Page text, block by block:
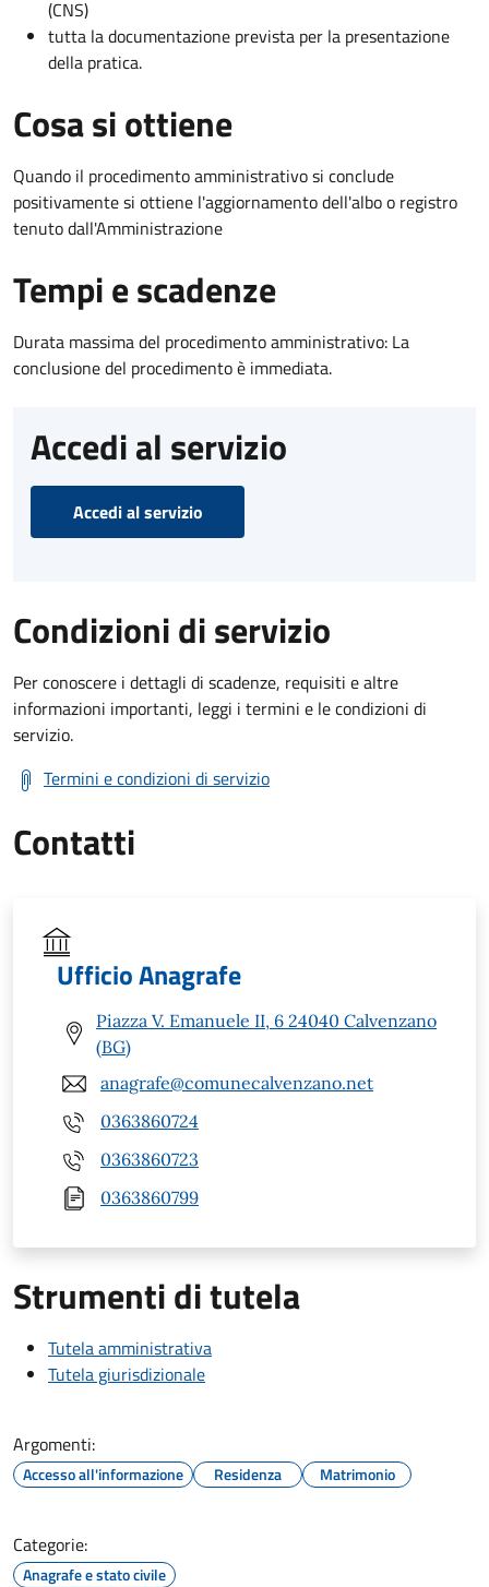
(CNS)
tutta la documentazione prevista per la presentazione
della pratica.
Cosa si ottiene
Quando il procedimento amministrativo si conclude
positivamente si ottiene l'aggiornamento dell'albo o registro
tenuto dall'Amministrazione
Tempi e scadenze
Durata massima del procedimento amministrativo: La
conclusione del procedimento è immediata.
Accedi al servizio
Accedi al servizio
Condizioni di servizio
Per conoscere i dettagli di scadenze, requisiti e altre
informazioni importanti, leggi i termini e le condizioni di
servizio.
Termini e condizioni di servizio
Contatti
Ufficio Anagrafe
Piazza V. Emanuele II, 6 24040 Calvenzano
(BG)
anagrafe@comunecalvenzano.net
0363860724
0363860723
0363860799
Strumenti di tutela
Tutela amministrativa
Tutela giurisdizionale
Argomenti:
Accesso all'informazione Residenza Matrimonio
Categorie:
Anagrafe e stato civile